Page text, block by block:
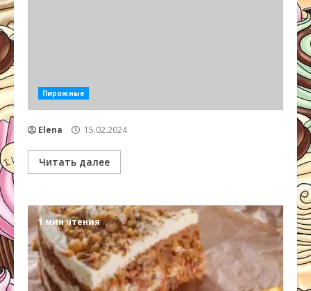
Пирожные
Elena 15.02.2024
Читать далее
1 мин чтения